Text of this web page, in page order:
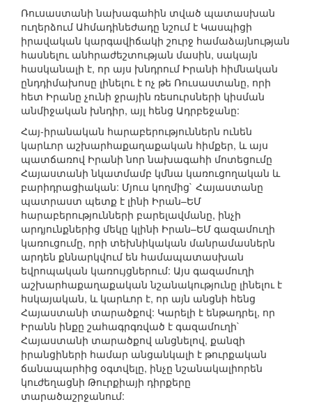
Ռուսաստանի նախագահին տված պատասխան
ուղերձում Ահմադինեժադը նշում է Կասպիցի
իրավական կարգավիճակի շուրջ համաձայնության
հասնելու անհրաժեշտության մասին, սակայն
հասկանալի է, որ այս խնդրում Իրանի հիմնական
ընդդիմախոսը լինելու է ոչ թե Ռուսաստանը, որի
հետ Իրանը չունի ջրային ռեսուրսների կիսման
անմիջական խնդիր, այլ հենց Ադրբեջանը:
Հայ-իրանական հարաբերություններն ունեն
կարևոր աշխարհաքաղաքական հիմքեր, և այս
պատճառով Իրանի նոր նախագահի մոտեցումը
Հայաստանի նկատմամբ կմնա կառուցողական և
բարիդրացիական: Մյուս կողմից` Հայաստանը
պատրաստ պետք է լինի Իրան–ԵՄ
հարաբերությունների բարելավմանը, ինչի
արդյունքներից մեկը կլինի Իրան–ԵՄ գազամուղի
կառուցումը, որի տեխնիկական մանրամասներն
արդեն քննարկվում են համապատասխան
եվրոպական կառույցներում: Այս գազամուղի
աշխարհաքաղաքական նշանակությունը լինելու է
հսկայական, և կարևոր է, որ այն անցնի հենց
Հայաստանի տարածքով: Կարելի է ենթադրել, որ
Իրանն ինքը շահագրգռված է գազամուղի`
Հայաստանի տարածքով անցնելով, քանզի
իրանցիների համար անցանկալի է թուրքական
ճանապարհից օգտվելը, ինչը նշանակալիորեն
կուժեղացնի Թուրքիայի դիրքերը
տարածաշրջանում: